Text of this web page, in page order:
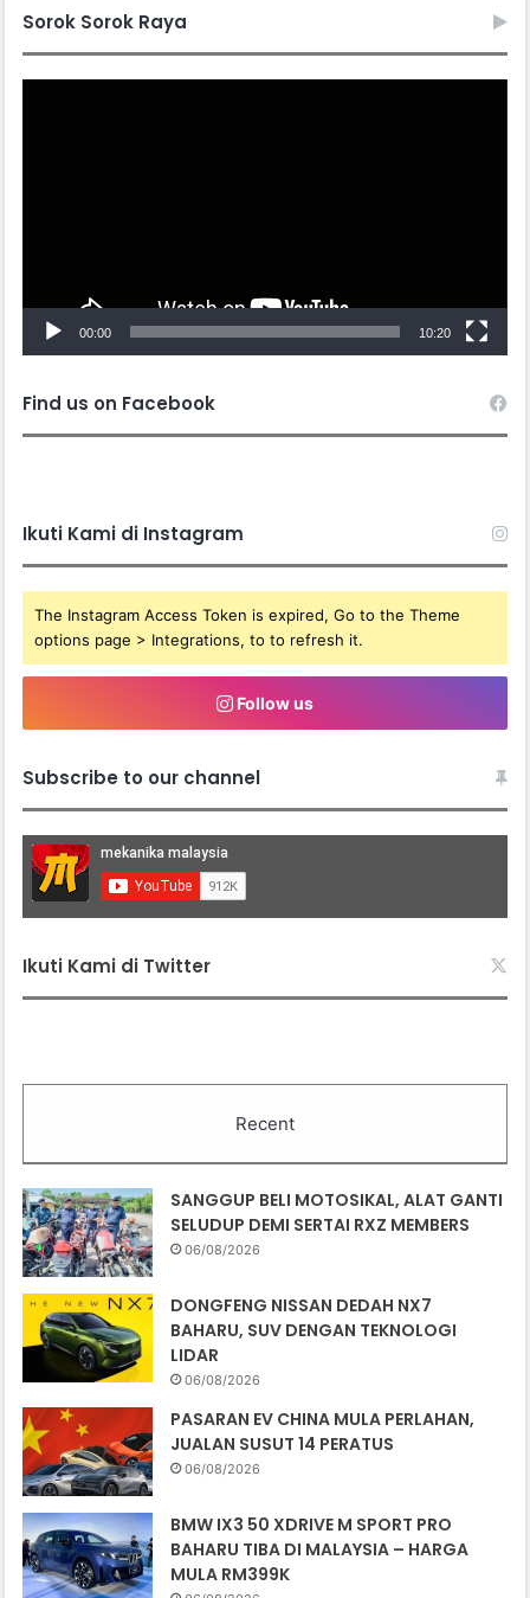
Sorok Sorok Raya
00:00 10:20
Find us on Facebook
Ikuti Kami di Instagram
The Instagram Access Token is expired, Go to the Theme
options page > Integrations, to to refresh it.
Follow us
Subscribe to our channel
Ikuti Kami di Twitter
Recent
SANGGUP BELI MOTOSIKAL, ALAT GANTI
SELUDUP DEMI SERTAI RXZ MEMBERS
06/08/2026
DONGFENG NISSAN DEDAH NX7
BAHARU, SUV DENGAN TEKNOLOGI
LIDAR
06/08/2026
PASARAN EV CHINA MULA PERLAHAN,
JUALAN SUSUT 14 PERATUS
06/08/2026
BMW IX3 50 XDRIVE M SPORT PRO
BAHARU TIBA DI MALAYSIA – HARGA
MULA RM399K